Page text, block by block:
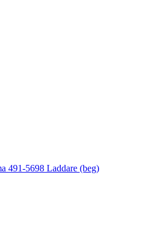
491-5698 Laddare (beg)